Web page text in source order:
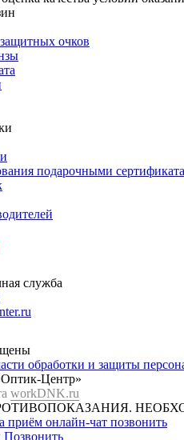
очков
подарочными
служба
обработки и защиты
Центр»
workDNK.ru
приём онлайн-чат позвонить
Позвонить